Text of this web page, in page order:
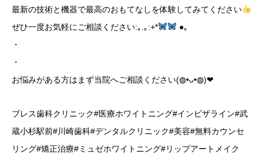
最新の技術と機器で最高のおもてなしを体験してみてください
ぜひ一度お気軽にご相談ください:｡.｡:+*
●｡
・
・
お悩みがある方はまず当院へご相談ください(◍•ᴗ•◍)❤︎
ブレス歯科クリニック#医療ホワイトニング#インビザライン#武
蔵小杉駅前#川崎歯科#デンタルクリニック#美容#無料カウンセ
リング#矯正治療#ミュゼホワイトニング#リップアートメイク